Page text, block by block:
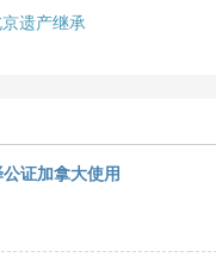
遗产继承
证加拿大使用